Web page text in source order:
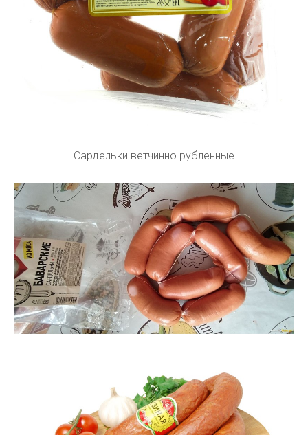
Сардельки ветчинно рубленные